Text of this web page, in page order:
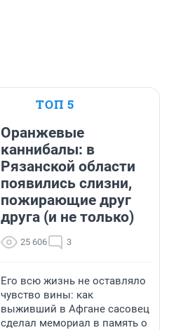
ТОП 5
Оранжевые
каннибалы: в
Рязанской области
появились слизни,
пожирающие друг
друга (и не только)
25 606 3
Его всю жизнь не оставляло
чувство вины: как
выживший в Афгане сасовец
сделал мемориал в память о